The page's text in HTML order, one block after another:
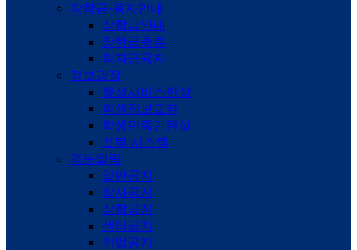
장학금·융자안내
장학금안내
장학금종류
학자금융자
정보광장
행정서비스헌장
학생정보교환
학생만족민원실
포털 시스템
경동알림
일반공지
학사공지
장학공지
센터공지
취업공지